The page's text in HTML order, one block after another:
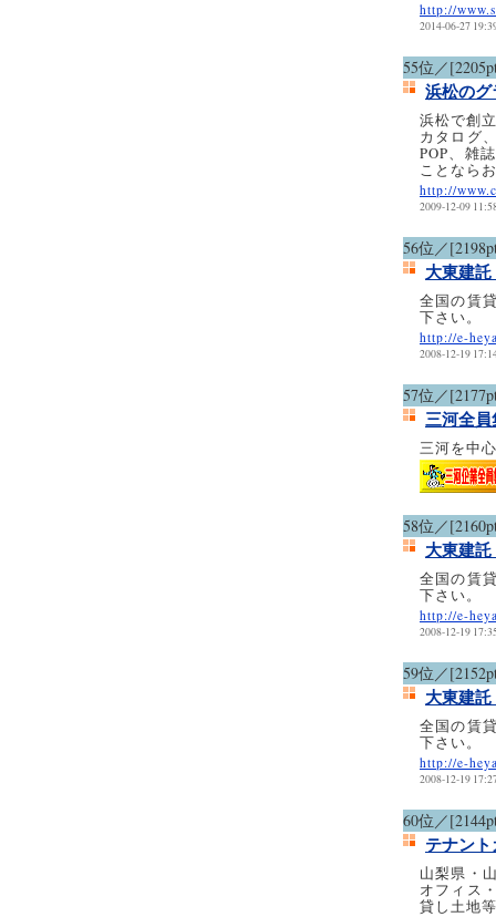
http://
2014-06-27
55位／
浜松の
浜松で創
カタログ
POP、雑
ことなら
http://
2009-12-09
56位／
大東建
全国の賃
下さい。
http://e-
2008-12-19
57位／
三河全
三河を中
58位／
大東建
全国の賃
下さい。
http://e-
2008-12-19
59位／
大東建
全国の賃
下さい。
http://e-
2008-12-19
60位／
テナン
山梨県・
オフィス
貸し土地